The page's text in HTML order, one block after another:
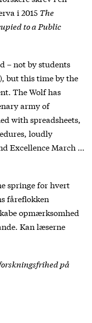
i 2015 The
to a Public
– not by students
but this time by the
The Wolf has
army of
with spreadsheets,
loudly
Excellence March …
springe for hvert
fåreflokken
opmærksomhed
Kan læserne
på